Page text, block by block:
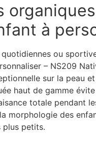
à
ou
– NS209
sur la peau
haut de gamme
totale pendant
morphologie des
plus petits.